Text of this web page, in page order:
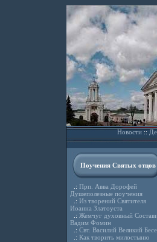
Новости::
Поучения Святых отцов
.: Прп. Авва Дорофей
Душеполезные поучения
.: Из творений Святителя
Иоанна Златоуста
.: Жемчуг духовный
Вадим Фомин
.: Свт. Василий Великий
.: Как творить милостыню